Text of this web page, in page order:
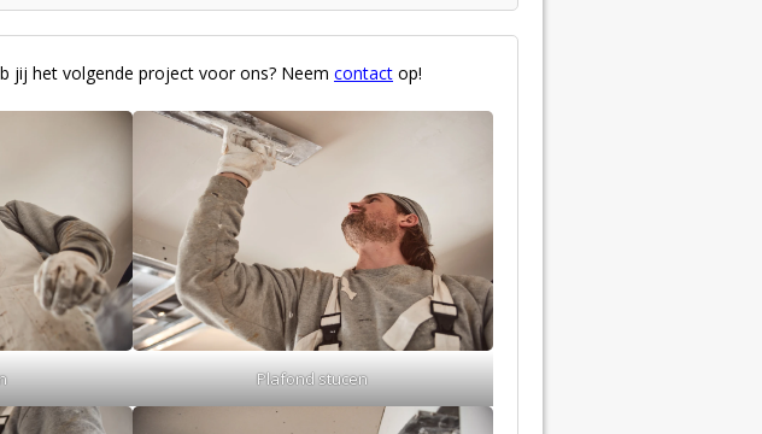
jij het volgende project voor ons? Neem contact op!
Plafond stucen